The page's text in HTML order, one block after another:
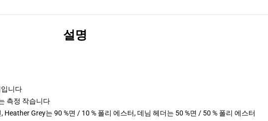
설명
니다
측정 작습니다
Grey는 90 %면 / 10 % 폴리 에스터, 데님 헤더는 50 %면 / 50 % 폴리 에스터